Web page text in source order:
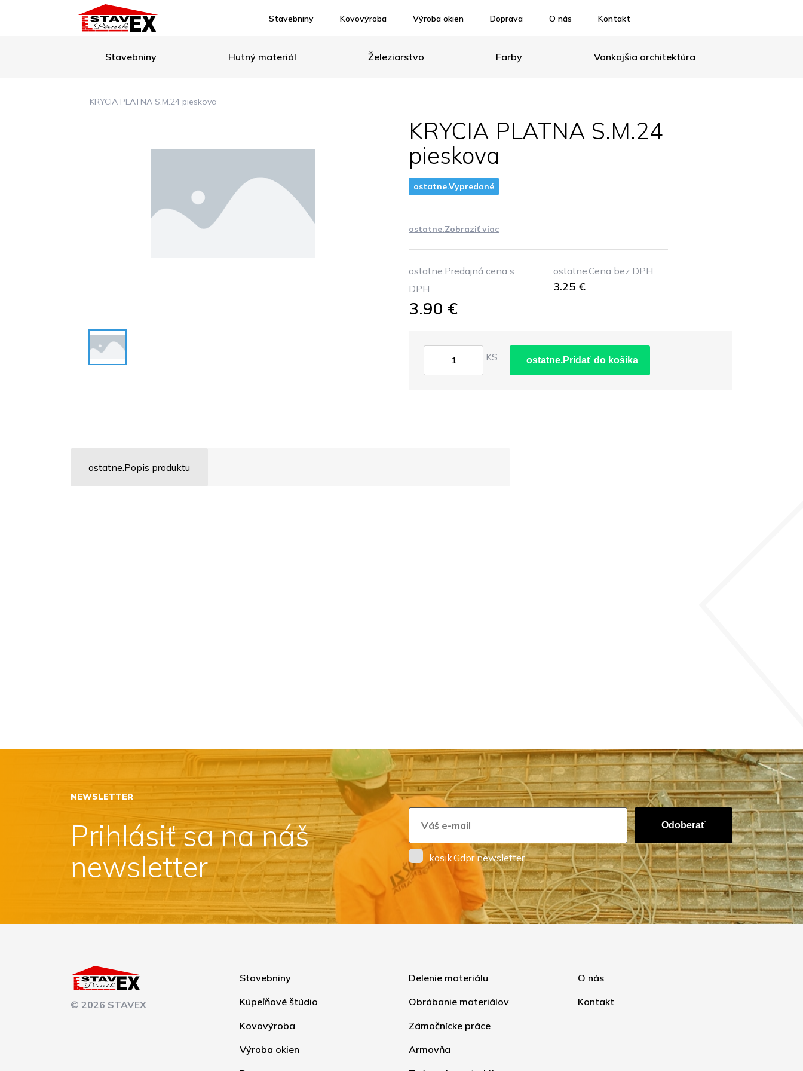
Stavebniny Kovovýroba Výroba okien Doprava O nás Kontakt
Stavebniny Hutný materiál Železiarstvo Farby Vonkajšia architektúra
KRYCIA PLATNA S.M.24 pieskova
KRYCIA PLATNA S.M.24
pieskova
ostatne.Vypredané
ostatne.Zobraziť viac
ostatne.Predajná cena s
DPH
3.90 €
ostatne.Cena bez DPH
3.25 €
KS ostatne.Pridať do košíka
ostatne.Popis produktu
NEWSLETTER
Prihlásiť sa na náš
newsletter
Odoberať
kosik.Gdpr newsletter
© 2026 STAVEX
Stavebniny
Kúpeľňové štúdio
Kovovýroba
Výroba okien
Delenie materiálu
Obrábanie materiálov
Zámočnícke práce
Armovňa
O nás
Kontakt